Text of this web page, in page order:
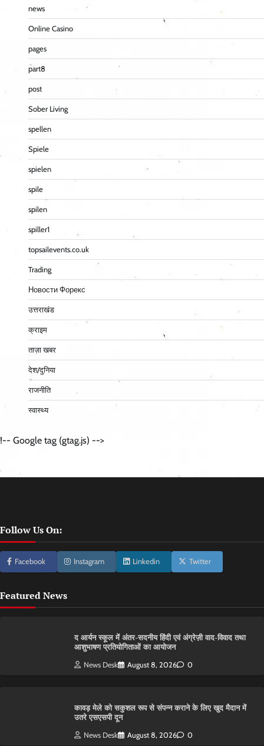
news
Online Casino
pages
part8
post
Sober Living
spellen
Spiele
spielen
spile
spilen
spiller1
topsailevents.co.uk
Trading
Новости Форекс
उत्तराखंड
क्राइम
ताज़ा खबर
देश/दुनिया
राजनीति
स्वास्थ्य
!-- Google tag (gtag.js) -->
Follow Us On:
Facebook Instagram Linkedin Twitter
Featured News
द आर्यन स्कूल में अंतर-सदनीय हिंदी एवं अंग्रेज़ी वाद-विवाद तथा
आशुभाषण प्रतियोगिताओं का आयोजन
News Desk August 8, 2026 0
कावड़ मेले को सकुशल रूप से संपन्न कराने के लिए खुद मैदान में
उतरे एसएसपी दून
News Desk August 8, 2026 0